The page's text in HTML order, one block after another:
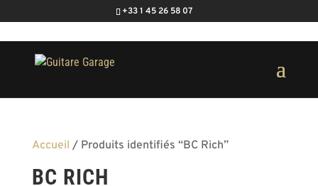
+33 1 45 26 58 07
Accueil / Produits identifiés “BC Rich”
BC RICH